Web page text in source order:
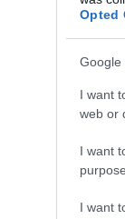
Opted
Google
I want
web or
I want
I want
Extra
holland
intették le,